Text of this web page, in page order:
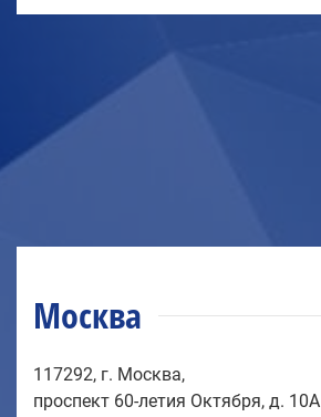
Москва
117292, г. Москва,
проспект 60-летия Октября, д. 10А